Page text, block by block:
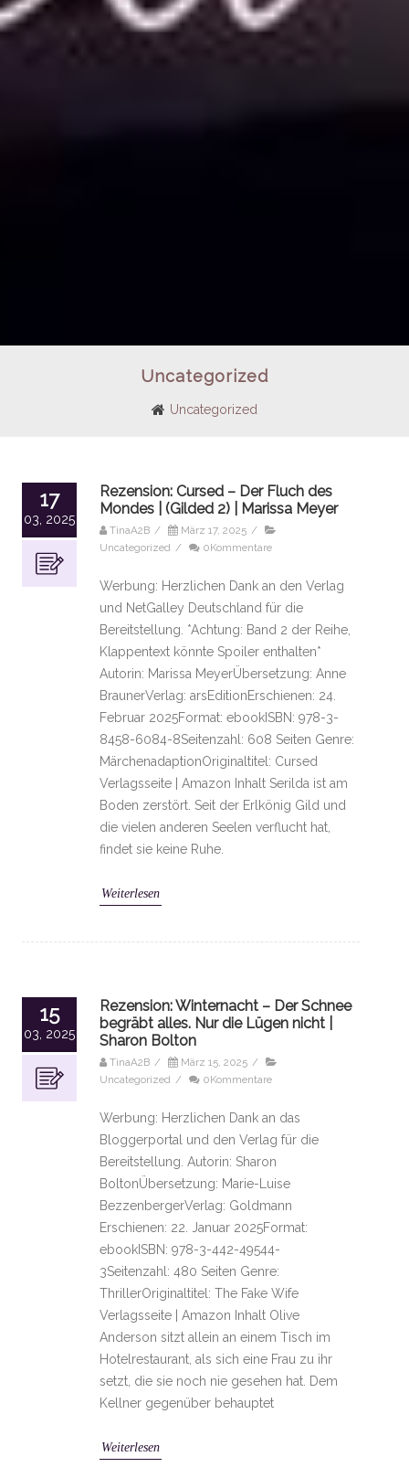
Uncategorized
Uncategorized
17
03, 2025
Rezension: Cursed – Der Fluch des
Mondes | (Gilded 2) | Marissa Meyer
TinaA2B / März 17, 2025 /
Uncategorized / 0Kommentare
Werbung: Herzlichen Dank an den Verlag
und NetGalley Deutschland für die
Bereitstellung. *Achtung: Band 2 der Reihe,
Klappentext könnte Spoiler enthalten*
Autorin: Marissa MeyerÜbersetzung: Anne
BraunerVerlag: arsEditionErschienen: 24.
Februar 2025Format: ebookISBN: 978-3-
8458-6084-8Seitenzahl: 608 Seiten Genre:
MärchenadaptionOriginaltitel: Cursed
Verlagsseite | Amazon Inhalt Serilda ist am
Boden zerstört. Seit der Erlkönig Gild und
die vielen anderen Seelen verflucht hat,
findet sie keine Ruhe.
Weiterlesen
15
03, 2025
Rezension: Winternacht – Der Schnee
begräbt alles. Nur die Lügen nicht |
Sharon Bolton
TinaA2B / März 15, 2025 /
Uncategorized / 0Kommentare
Werbung: Herzlichen Dank an das
Bloggerportal und den Verlag für die
Bereitstellung. Autorin: Sharon
BoltonÜbersetzung: Marie-Luise
BezzenbergerVerlag: Goldmann
Erschienen: 22. Januar 2025Format:
ebookISBN: 978-3-442-49544-
3Seitenzahl: 480 Seiten Genre:
ThrillerOriginaltitel: The Fake Wife
Verlagsseite | Amazon Inhalt Olive
Anderson sitzt allein an einem Tisch im
Hotelrestaurant, als sich eine Frau zu ihr
setzt, die sie noch nie gesehen hat. Dem
Kellner gegenüber behauptet
Weiterlesen